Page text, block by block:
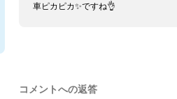
車ピカピカ✨ですね👌
コメントへの返答